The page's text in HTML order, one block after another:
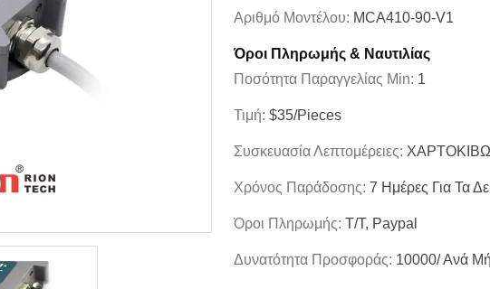
Αριθμό Μοντέλου: MCA410-90-V1
Όροι Πληρωμής & Ναυτιλίας
Ποσότητα Παραγγελίας Min: 1
Τιμή: $35/Pieces
Συσκευασία Λεπτομέρειες:
Χρόνος Παράδοσης: 7 Ημέρες Για Τα
Όροι Πληρωμής: T/T, Paypal
Δυνατότητα Προσφοράς: 10000/ Ανά